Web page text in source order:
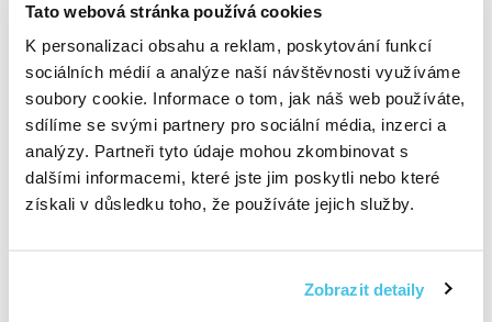
Tato webová stránka používá cookies
K personalizaci obsahu a reklam, poskytování funkcí
sociálních médií a analýze naší návštěvnosti využíváme
soubory cookie. Informace o tom, jak náš web používáte,
sdílíme se svými partnery pro sociální média, inzerci a
analýzy. Partneři tyto údaje mohou zkombinovat s
dalšími informacemi, které jste jim poskytli nebo které
získali v důsledku toho, že používáte jejich služby.
Zobrazit detaily
zoubků.
Perforovaný silikonový "dudlík" dávkuje příkrm
bezpečně a miminko/batole jej může okusovat a
ocucávat. Není se tak třeba obávat velkých kousků,
které ještě nezvládne. Rukojeť se velice dobře drží i v
malé ručičce a ratolest se tak krásně sama zabaví.
"Dudlík" má praktickou plošku pro snadné plnění a
Nejedná se o hračku. Bezpečné pro použití v myčce.